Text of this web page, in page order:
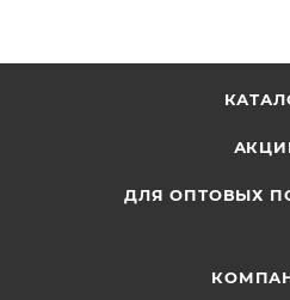
ДЛЯ ОПТОВЫХ